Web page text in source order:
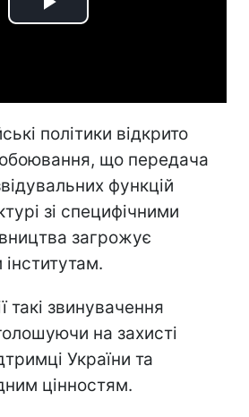
Play
політики відкрито
що передача
функцій
зі специфічними
загрожує
такі звинувачення
на захисті
України та
цінностям.